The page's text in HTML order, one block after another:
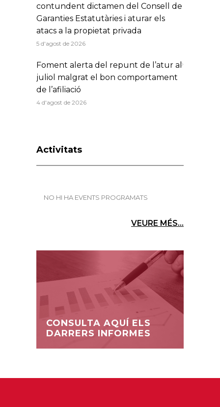
contundent dictamen del Consell de
Garanties Estatutàries i aturar els
atacs a la propietat privada
5 d'agost de 2026
Foment alerta del repunt de l’atur al
juliol malgrat el bon comportament
de l’afiliació
4 d'agost de 2026
Activitats
NO HI HA EVENTS PROGRAMATS
VEURE MÉS...
CONSULTA AQUÍ ELS
DARRERS INFORMES